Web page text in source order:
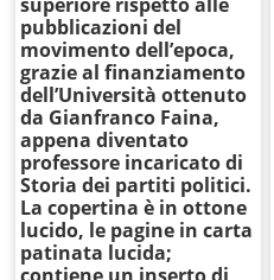
pubblicazioni del
movimento dell’epoca,
grazie al finanziamento
dell’Università ottenuto
da Gianfranco Faina,
appena diventato
professore incaricato di
Storia dei partiti politici.
La copertina è in ottone
lucido, le pagine in carta
patinata lucida;
contiene un inserto di